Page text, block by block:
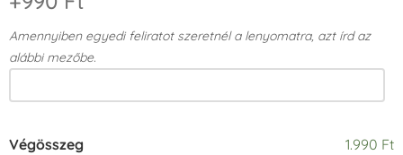
Amennyiben egyedi feliratot szeretnél a lenyomatra, azt írd az
alábbi mezőbe.
Végösszeg 1.990 Ft